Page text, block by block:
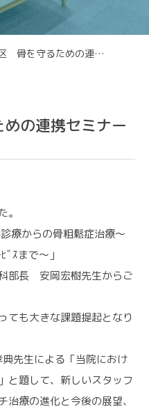
西部地区 骨を守るための連携セミナー
の連携セミナー
。
療からの骨粗鬆症治療～
ｽまで～」
部長 安岡宏樹先生からご
ても大きな課題提起となり
先生による「当院におけ
と題して、新しいスタッフ
療の進化と今後の展望、
わせ